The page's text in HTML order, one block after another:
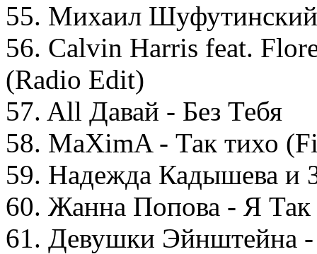
55. Михаил
56. Calvin Harris feat.
(Radio Edit)
57. All Давай - Без Тебя
58. MaXimA - Так тихо
59. Надежда Кадышева и
60. Жанна Попова - Я
61. Девушки Эйнштейна